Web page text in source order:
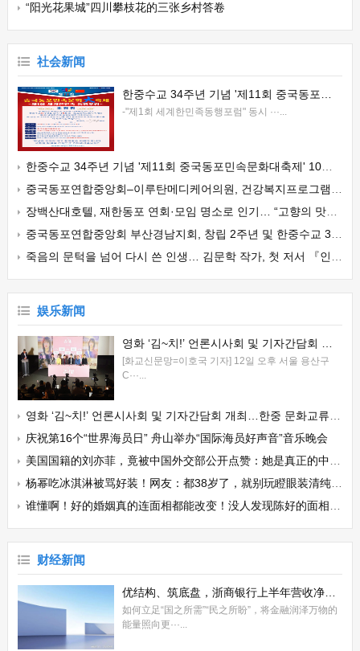
“阳光花果城”四川攀枝花的三张乡村答卷
社会新闻
-"제1회 세계한민족동행포럼" 동시 ···...
한중수교 34주년 기념 '제11회 중국동포민속문화대축제' 10월 24일 서울서 개최
중국동포연합중앙회–이루탄메디케어의원, 건강복지프로그램 운영 업무협약 체결
장백산대호텔, 재한동포 연회·모임 명소로 인기… “고향의 맛과 정성을 한자리에서”
중국동포연합중앙회 부산경남지회, 창립 2주년 및 한중수교 34주년 기념행사 성황리 개최
죽음의 문턱을 넘어 다시 쓴 인생… 김문학 작가, 첫 저서 『인생은 덤으로 얻은 선물』 출판기념회 개최
娱乐新闻
[화교신문망=이호국 기자] 12일 오후 서울 용산구
C···...
영화 ‘김~치!’ 언론시사회 및 기자간담회 개최…한중 문화교류의 장 마련
庆祝第16个“世界海员日” 舟山举办“国际海员好声音”音乐晚会
美国国籍的刘亦菲，竟被中国外交部公开点赞：她是真正的中华儿女
杨幂吃冰淇淋被骂好装！网友：都38岁了，就别玩瞪眼装清纯可爱了
谁懂啊！好的婚姻真的连面相都能改变！没人发现陈好的面相变了吗
财经新闻
优结构、筑底盘，浙商银行上半年营收净利双增|行业观察
如何立足“国之所需”“民之所盼”，将金融润泽万物的
能量照向更···...